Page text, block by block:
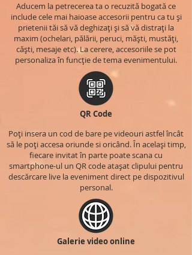
Aducem la petrecerea ta o recuzită bogată ce
include cele mai haioase accesorii pentru ca tu și
prietenii tăi să vă deghizați și să vă distrați la
maxim (ochelari, pălării, peruci, măști, mustăți,
căști, mesaje etc). La cerere, accesoriile se pot
personaliza în funcție de tema evenimentului.
QR Code
Poți insera un cod de bare pe videouri astfel încât
să le poți accesa oriunde si oricând. În același timp,
fiecare invitat în parte poate scana cu
smartphone-ul un QR code atașat clipului pentru
descărcare live la eveniment direct pe dispozitivul
personal.
Galerie video online